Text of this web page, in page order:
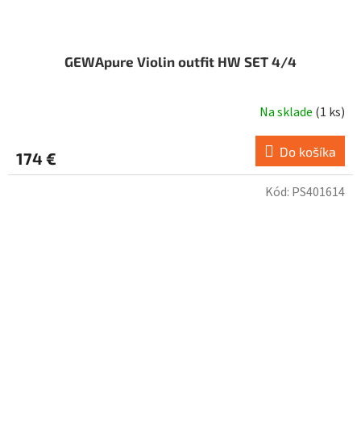
GEWApure Violin outfit HW SET 4/4
produktu
je
Na sklade (1 ks)
174 € Do košíka
Kód: PS401614